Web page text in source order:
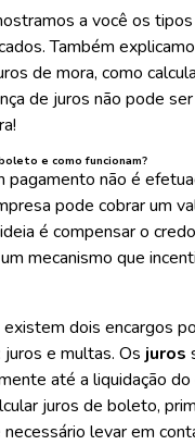
a você os
Também
de mora, como
de juros não pode
e como funcionam?
pagamento não é
pode cobrar um
é compensar o
mecanismo que
dois encargos
e multas. Os juros
até a liquidação
juros de boleto,
levar em